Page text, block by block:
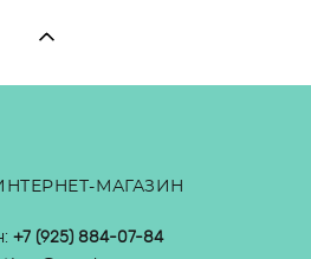
МАГАЗИН
+7 (925) 884-07-84